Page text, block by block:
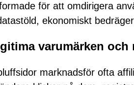
för att omdirigera
ekonomiskt
varumärken
marknadsför ofta